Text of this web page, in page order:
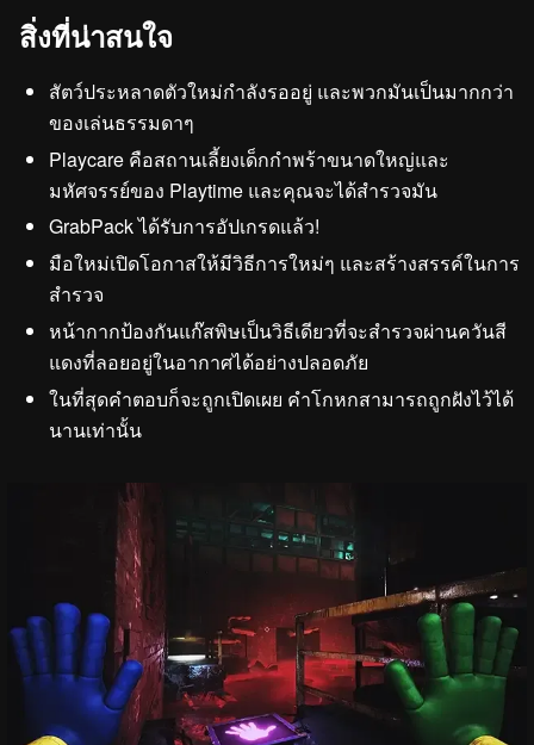
สิ่งที่น่าสนใจ
สัตว์ประหลาดตัวใหม่กำลังรออยู่ และพวกมันเป็นมากกว่า
ของเล่นธรรมดาๆ
Playcare คือสถานเลี้ยงเด็กกำพร้าขนาดใหญ่และ
มหัศจรรย์ของ Playtime และคุณจะได้สำรวจมัน
GrabPack ได้รับการอัปเกรดแล้ว!
มือใหม่เปิดโอกาสให้มีวิธีการใหม่ๆ และสร้างสรรค์ในการ
สำรวจ
หน้ากากป้องกันแก๊สพิษเป็นวิธีเดียวที่จะสำรวจผ่านควันสี
แดงที่ลอยอยู่ในอากาศได้อย่างปลอดภัย
ในที่สุดคำตอบก็จะถูกเปิดเผย คำโกหกสามารถถูกฝังไว้ได้
นานเท่านั้น